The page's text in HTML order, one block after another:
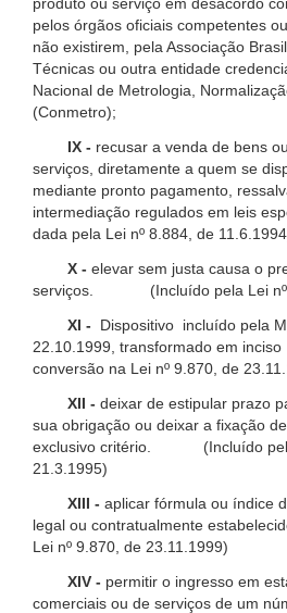
pelos órgãos oficiais competentes
não existirem, pela Associação
Técnicas ou outra entidade
Nacional de Metrologia,
(Conmetro);
IX - recusar a venda de bens
serviços, diretamente a quem se
mediante pronto pagamento,
intermediação regulados em
dada pela Lei nº 8.884, de
X - elevar sem justa causa o
serviços. (Incluído pela Lei nº
XI -
Dispositivo incluído pela
22.10.1999, transformado em
conversão na Lei nº 9.870, de
XII - deixar de estipular prazo
sua obrigação ou deixar a fixação
exclusivo critério. (Incluído pela
21.3.1995)
XIII - aplicar fórmula ou índice
legal ou contratualmente
Lei nº 9.870, de 23.11.1999)
XIV - permitir o ingresso em
comerciais ou de serviços de um